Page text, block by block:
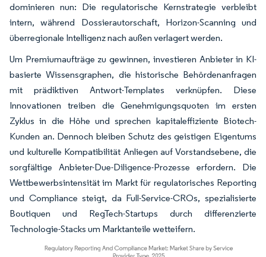
dominieren nun: Die regulatorische Kernstrategie verbleibt
intern, während Dossierautorschaft, Horizon-Scanning und
überregionale Intelligenz nach außen verlagert werden.
Um Premiumaufträge zu gewinnen, investieren Anbieter in KI-
basierte Wissensgraphen, die historische Behördenanfragen
mit prädiktiven Antwort-Templates verknüpfen. Diese
Innovationen treiben die Genehmigungsquoten im ersten
Zyklus in die Höhe und sprechen kapitaleffiziente Biotech-
Kunden an. Dennoch bleiben Schutz des geistigen Eigentums
und kulturelle Kompatibilität Anliegen auf Vorstandsebene, die
sorgfältige Anbieter-Due-Diligence-Prozesse erfordern. Die
Wettbewerbsintensität im Markt für regulatorisches Reporting
und Compliance steigt, da Full-Service-CROs, spezialisierte
Boutiquen und RegTech-Startups durch differenzierte
Technologie-Stacks um Marktanteile wetteifern.